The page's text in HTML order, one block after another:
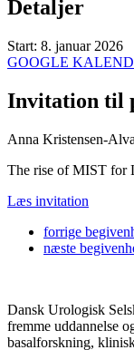
Detaljer
Start: 8. januar 2026
GOOGLE
Invitation til
Anna Kristensen-
The rise of MIST for
Læs invitation
forrige
næste
Dansk Urologisk
fremme uddannelse
basalforskning,